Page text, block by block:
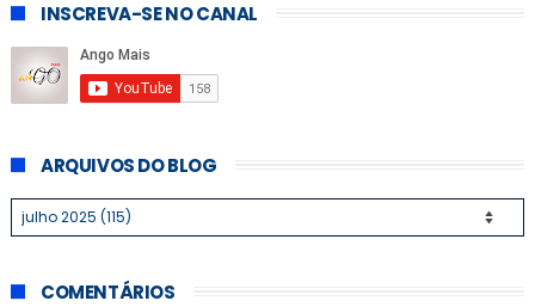
INSCREVA-SE NO CANAL
ARQUIVOS DO BLOG
COMENTÁRIOS